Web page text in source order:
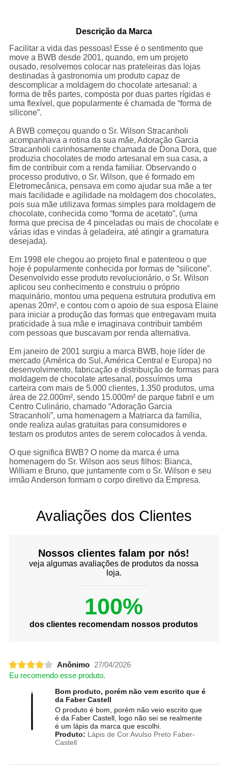
Descrição da Marca
Facilitar a vida das pessoas! Esse é o sentimento que
move a BWB desde 2001, quando, em um projeto
ousado, resolvemos colocar nas prateleiras das lojas
destinadas à gastronomia um produto capaz de
descomplicar a moldagem do chocolate artesanal: a
forma de três partes, composta por duas partes rígidas e
uma flexível, que popularmente é chamada de “forma de
silicone”.
A BWB começou quando o Sr. Wilson Stracanholi
acompanhava a rotina da sua mãe, Adoração Garcia
Stracanholi carinhosamente chamada de Dona Dora, que
produzia chocolates de modo artesanal em sua casa, a
fim de contribuir com a renda familiar. Observando o
processo produtivo, o Sr. Wilson, que é formado em
Eletromecânica, pensava em como ajudar sua mãe a ter
mais facilidade e agilidade na moldagem dos chocolates,
pois sua mãe utilizava formas simples para moldagem de
chocolate, conhecida como “forma de acetato”, (uma
forma que precisa de 4 pinceladas ou mais de chocolate e
várias idas e vindas à geladeira, até atingir a gramatura
desejada).
Em 1998 ele chegou ao projeto final e patenteou o que
hoje é popularmente conhecida por formas de “silicone”.
Desenvolvido esse produto revolucionário, o Sr. Wilson
aplicou seu conhecimento e construiu o próprio
maquinário, montou uma pequena estrutura produtiva em
apenas 20m², e contou com o apoio de sua esposa Elaine
para iniciar a produção das formas que entregavam muita
praticidade à sua mãe e imaginava contribuir também
com pessoas que buscavam por renda alternativa.
Em janeiro de 2001 surgiu a marca BWB, hoje líder de
mercado (América do Sul, América Central e Europa) no
desenvolvimento, fabricação e distribuição de formas para
moldagem de chocolate artesanal, possuímos uma
carteira com mais de 5.000 clientes, 1.350 produtos, uma
rea de 22.000m², sendo 15.000m² de parque fabril e um
Centro Culinário, chamado “Adoração Garcia
Stracanholi”, uma homenagem a Matriarca da família,
onde realiza aulas gratuitas para consumidores e
testam os produtos antes de serem colocados à venda.
O que significa BWB? O nome da marca é uma
homenagem do Sr. Wilson aos seus filhos: Bianca,
William e Bruno, que juntamente com o Sr. Wilson e seu
irmão Anderson formam o corpo diretivo da Empresa.
Avaliações dos Clientes
Nossos clientes falam por nós!
veja algumas avaliações de produtos da nossa
loja.
100%
dos clientes recomendam nossos produtos
Anônimo
27/04/2026
Eu recomendo esse produto.
Bom produto, porém não vem escrito que é
da Faber Castell
O produto é bom, porém não veio escrito que
é da Faber Castell, logo não sei se realmente
é um lápis da marca que escolhi.
Produto: Lápis de Cor Avulso Preto Faber-
Castell